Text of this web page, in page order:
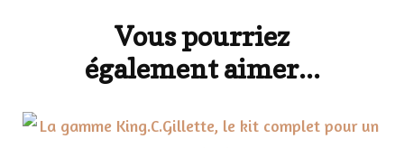
Vous pourriez
également aimer...